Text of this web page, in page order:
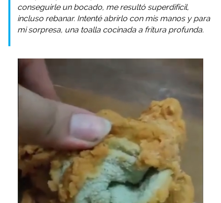
conseguirle un bocado, me resultó superdifícil,
incluso rebanar. Intenté abrirlo con mis manos y para
mi sorpresa, una toalla cocinada a fritura profunda.